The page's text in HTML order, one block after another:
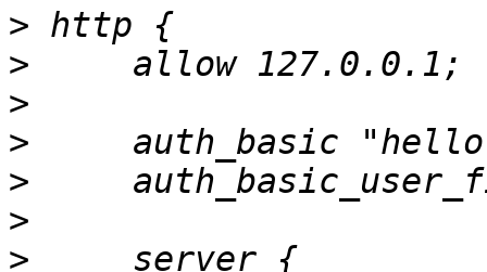
>
>
>
>
>
>
>